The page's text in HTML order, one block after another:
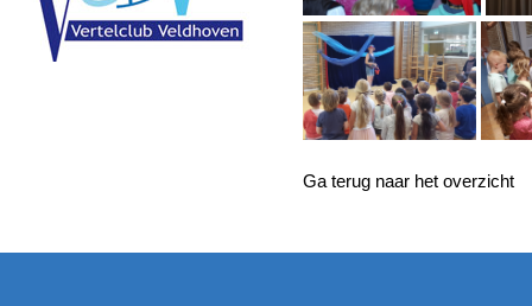
Ga terug naar het overzicht